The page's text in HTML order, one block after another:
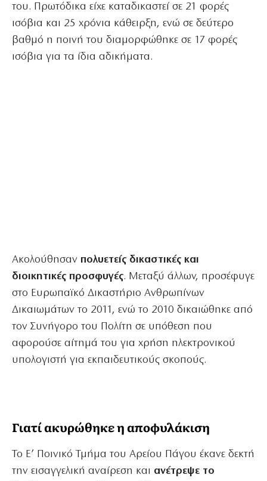
του. Πρωτόδικα είχε καταδικαστεί σε 21 φορές
ισόβια και 25 χρόνια κάθειρξη, ενώ σε δεύτερο
βαθμό η ποινή του διαμορφώθηκε σε 17 φορές
ισόβια για τα ίδια αδικήματα.
Ακολούθησαν πολυετείς δικαστικές και
διοικητικές προσφυγές. Μεταξύ άλλων, προσέφυγε
στο Ευρωπαϊκό Δικαστήριο Ανθρωπίνων
Δικαιωμάτων το 2011, ενώ το 2010 δικαιώθηκε από
τον Συνήγορο του Πολίτη σε υπόθεση που
αφορούσε αίτημά του για χρήση ηλεκτρονικού
υπολογιστή για εκπαιδευτικούς σκοπούς.
Γιατί ακυρώθηκε η αποφυλάκιση
Το Ε’ Ποινικό Τμήμα του Αρείου Πάγου έκανε δεκτή
την εισαγγελική αναίρεση και ανέτρεψε το